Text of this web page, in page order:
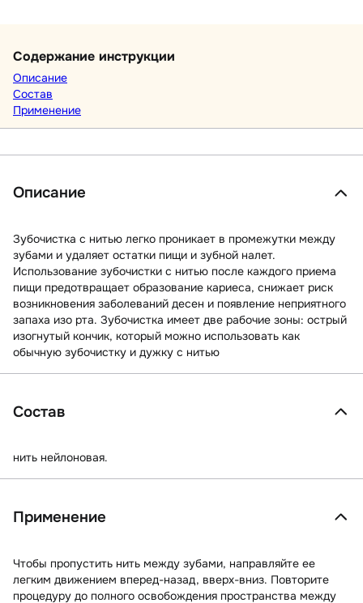
Содержание инструкции
Описание
Состав
Применение
Описание
Зубочистка с нитью легко проникает в промежутки между
зубами и удаляет остатки пищи и зубной налет.
Использование зубочистки с нитью после каждого приема
пищи предотвращает образование кариеса, снижает риск
возникновения заболеваний десен и появление неприятного
запаха изо рта. Зубочистка имеет две рабочие зоны: острый
изогнутый кончик, который можно использовать как
обычную зубочистку и дужку с нитью
Состав
нить нейлоновая.
Применение
Чтобы пропустить нить между зубами, направляйте ее
легким движением вперед-назад, вверх-вниз. Повторите
процедуру до полного освобождения пространства между